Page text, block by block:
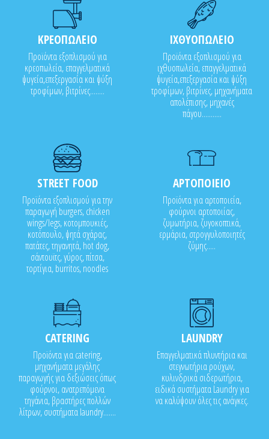
ΚΡΕΟΠΩΛΕΙΟ
Προϊόντα εξοπλισμού για
κρεοπωλεία, επαγγελματικά
ψυγεία,επεξεργασία και ψύξη
τροφίμων, βιτρίνες........
ΙΧΘΥΟΠΩΛΕΙΟ
Προϊόντα εξοπλισμού για
ιχθυοπωλεία, επαγγελματικά
ψυγεία,επεξεργασία και ψύξη
τροφίμων, βιτρίνες, μηχανήματα
απολέπισης, μηχανές
πάγου...........
STREET FOOD
Προϊόντα εξοπλισμού για την
παραγωγή burgers, chicken
wings/legs, κοτομπουκιές,
κοτόπουλο, ψητά σχάρας,
πατάτες, τηγανητά, hot dog,
σάντουϊτς, γύρος, πίτσα,
τορτίγια, burritos, noodles
ΑΡΤΟΠΟΙΕΙΟ
Προϊόντα για αρτοποιεία,
φούρνοι αρτοποιίας,
ζυμωτήρια, ζυγοκοπτικά,
ερμάρια, στρογγυλοποιητές
ζύμης.....
CATERING
Προϊόντα για catering,
μηχανήματα μεγάλης
παραγωγής για δεξιώσεις όπως
φούρνοι, ανατρεπόμενα
τηγάνια, βραστήρες πολλών
λίτρων, συστήματα laundry.......
LAUNDRY
Επαγγελματικά πλυντήρια και
στεγνωτήρια ρούχων,
κυλινδρικά σιδερωτήρια,
ειδικά συστήματα Laundry για
να καλύψουν όλες τις ανάγκες.